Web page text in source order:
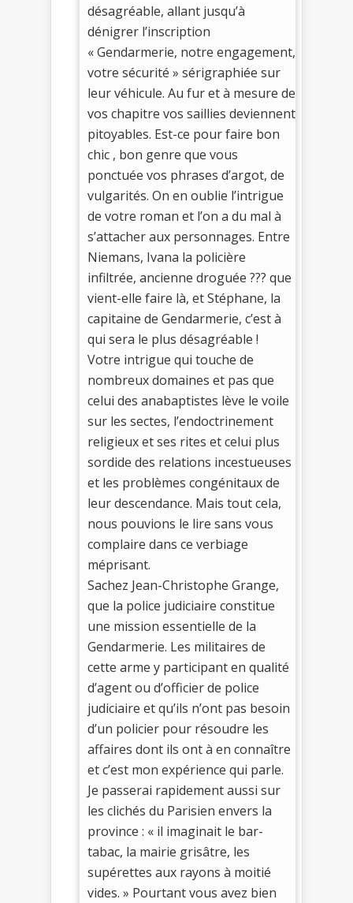
désagréable, allant jusqu’à
dénigrer l’inscription
« Gendarmerie, notre engagement,
votre sécurité » sérigraphiée sur
leur véhicule. Au fur et à mesure de
vos chapitre vos saillies deviennent
pitoyables. Est-ce pour faire bon
chic , bon genre que vous
ponctuée vos phrases d’argot, de
vulgarités. On en oublie l’intrigue
de votre roman et l’on a du mal à
s’attacher aux personnages. Entre
Niemans, Ivana la policière
infiltrée, ancienne droguée ??? que
vient-elle faire là, et Stéphane, la
capitaine de Gendarmerie, c’est à
qui sera le plus désagréable !
Votre intrigue qui touche de
nombreux domaines et pas que
celui des anabaptistes lève le voile
sur les sectes, l’endoctrinement
religieux et ses rites et celui plus
sordide des relations incestueuses
et les problèmes congénitaux de
leur descendance. Mais tout cela,
nous pouvions le lire sans vous
complaire dans ce verbiage
méprisant.
Sachez Jean-Christophe Grange,
que la police judiciaire constitue
une mission essentielle de la
Gendarmerie. Les militaires de
cette arme y participant en qualité
d’agent ou d’officier de police
judiciaire et qu’ils n’ont pas besoin
d’un policier pour résoudre les
affaires dont ils ont à en connaître
et c’est mon expérience qui parle.
Je passerai rapidement aussi sur
les clichés du Parisien envers la
province : « il imaginait le bar-
tabac, la mairie grisâtre, les
supérettes aux rayons à moitié
vides. » Pourtant vous avez bien